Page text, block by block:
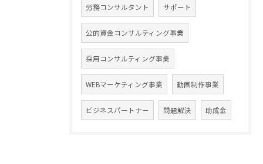
労務コンサルタント サポート
公的資金コンサルティング事業
採用コンサルティング事業
WEBマーケティング事業 動画制作事業
ビジネスパートナー 問題解決 助成金